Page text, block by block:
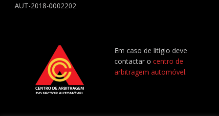
AUT-2018-0002202
Em caso de litígio deve
contactar o centro de
arbitragem automóvel.